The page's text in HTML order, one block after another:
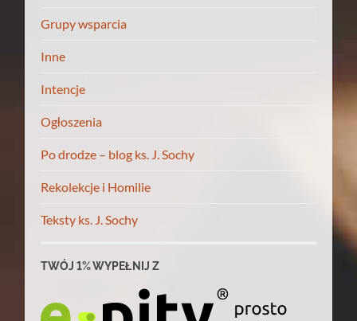
Grupy wsparcia
Inne
Intencje
Ogłoszenia
Po drodze – blog ks. J. Sochy
Rekolekcje i Homilie
Teksty ks. J. Sochy
TWÓJ 1% WYPEŁNIJ Z